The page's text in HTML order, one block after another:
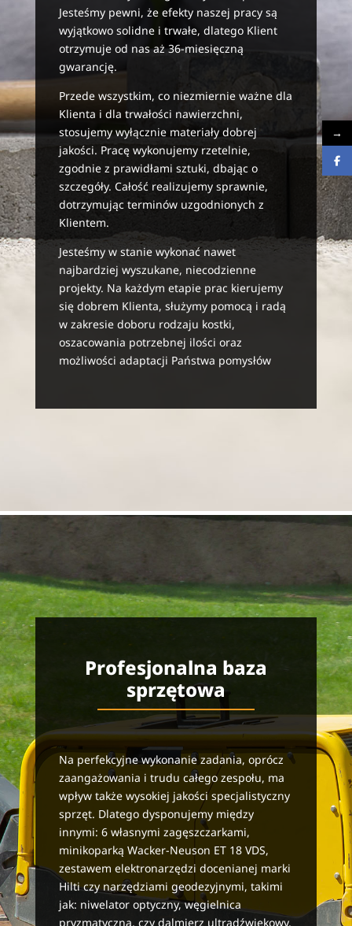
Jesteśmy pewni, że efekty naszej pracy są
wyjątkowo solidne i trwałe, dlatego Klient
otrzymuje od nas aż 36-miesięczną
gwarancję.
Przede wszystkim, co niezmiernie ważne dla
Klienta i dla trwałości nawierzchni,
stosujemy wyłącznie materiały dobrej
jakości. Pracę wykonujemy rzetelnie,
zgodnie z prawidłami sztuki, dbając o
szczegóły. Całość realizujemy sprawnie,
dotrzymując terminów uzgodnionych z
Klientem.
Jesteśmy w stanie wykonać nawet
najbardziej wyszukane, niecodzienne
projekty. Na każdym etapie prac kierujemy
się dobrem Klienta, służymy pomocą i radą
w zakresie doboru rodzaju kostki,
oszacowania potrzebnej ilości oraz
możliwości adaptacji Państwa pomysłów
Profesjonalna baza
sprzętowa
Na perfekcyjne wykonanie zadania, oprócz
zaangażowania i trudu całego zespołu, ma
wpływ także wysokiej jakości specjalistyczny
sprzęt. Dlatego dysponujemy między
innymi: 6 własnymi zagęszczarkami,
minikoparką Wacker-Neuson ET 18 VDS,
zestawem elektronarzędzi docenianej marki
Hilti czy narzędziami geodezyjnymi, takimi
jak: niwelator optyczny, węgielnica
pryzmatyczna, czy dalmierz ultradźwiękowy,
→